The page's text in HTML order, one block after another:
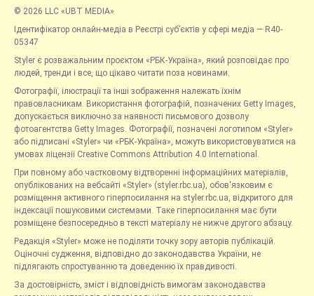
© 2026 LLC «UBT MEDIA»
Ідентифікатор онлайн-медіа в Реєстрі суб’єктів у сфері медіа — R40-
05347
Styler є розважальним проєктом «РБК-Україна», який розповідає про
людей, тренди і все, що цікаво читати поза новинами.
Фотографії, ілюстрації та інші зображення належать їхнім
правовласникам. Використання фотографій, позначених Getty Images,
допускається виключно за наявності письмового дозволу
фотоагентства Getty Images. Фотографії, позначені логотипом «Styler»
або підписані «Styler» чи «РБК-Україна», можуть використовуватися на
умовах ліцензії Creative Commons Attribution 4.0 International.
При повному або частковому відтворенні інформаційних матеріалів,
опублікованих на вебсайті «Styler» (styler.rbc.ua), обов'язковим є
розміщення активного гіперпосилання на styler.rbc.ua, відкритого для
індексації пошуковими системами. Таке гіперпосилання має бути
розміщене безпосередньо в тексті матеріалу не нижче другого абзацу.
Редакція «Styler» може не поділяти точку зору авторів публікацій.
Оціночні судження, відповідно до законодавства України, не
підлягають спростуванню та доведенню їх правдивості.
За достовірність, зміст і відповідність вимогам законодавства